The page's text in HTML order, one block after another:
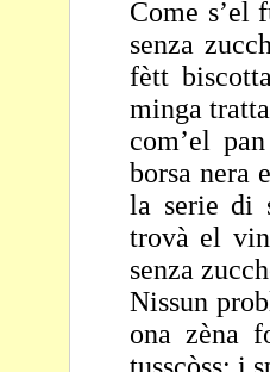
Come s’el
senza
fètt
minga
com’el
borsa nera
la serie di
trovà el
senza
Nissun
ona zèna